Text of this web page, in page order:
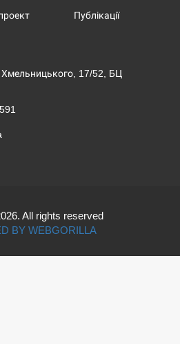
Публікації
17/52, БЦ
All rights reserved
BY WEBGORILLA